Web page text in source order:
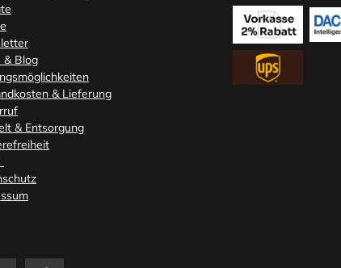
& Blog
& Lieferung
& Entsorgung